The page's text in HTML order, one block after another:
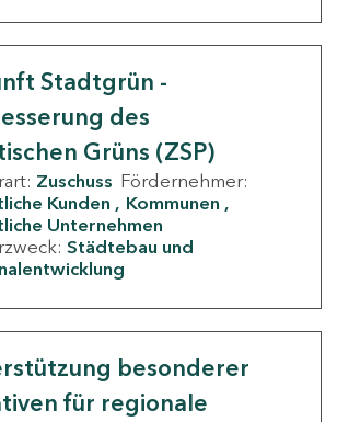
Stadtgrün -
des
Grüns (ZSP)
Zuschuss Fördernehmer:
Kunden
Kommunen
Unternehmen
Städtebau und
besonderer
für regionale